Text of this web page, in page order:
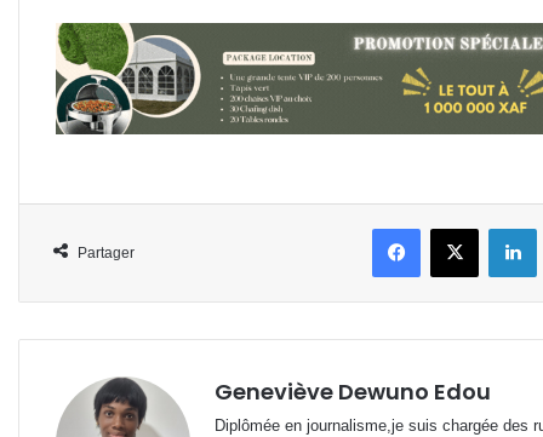
Partager
FacebookX
Geneviève Dewuno Edou
Diplômée en journalisme,je suis chargée des